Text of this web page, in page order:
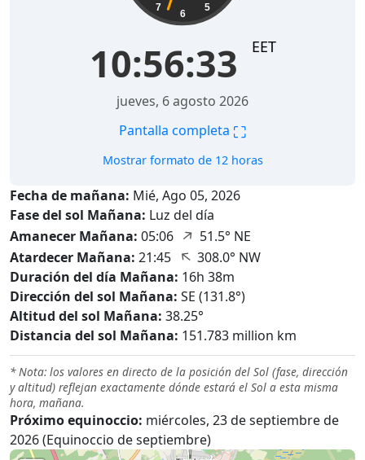
5
6
7
10:56:35 EET
jueves, 6 agosto 2026
Pantalla completa ⛶
Mostrar formato de 12 horas
Fecha de mañana: Mié, Ago 05, 2026
Fase del sol Mañana: Luz del día
Amanecer Mañana: 05:06 ↑ 51.5° NE
Atardecer Mañana: 21:45 ↑308.0° NW
Duración del día Mañana: 16h 38m
Dirección del sol Mañana: SE (131.8°)
Altitud del sol Mañana: 38.25°
Distancia del sol Mañana: 151.783 million km
* Nota: los valores en directo de la posición del Sol (fase, dirección
y altitud) reflejan exactamente dónde estará el Sol a esta misma
hora, mañana.
Próximo equinoccio: miércoles, 23 de septiembre de
2026 (Equinoccio de septiembre)